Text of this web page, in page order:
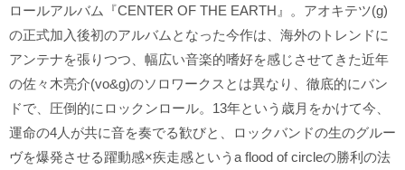
ロールアルバム『CENTER OF THE EARTH』。アオキテツ(g)
の正式加入後初のアルバムとなった今作は、海外のトレンドに
アンテナを張りつつ、幅広い音楽的嗜好を感じさせてきた近年
の佐々木亮介(vo&g)のソロワークスとは異なり、徹底的にバン
ドで、圧倒的にロックンロール。13年という歳月をかけて今、
運命の4人が共に音を奏でる歓びと、ロックバンドの生のグルー
ヴを爆発させる躍動感×疾走感というa flood of circleの勝利の法